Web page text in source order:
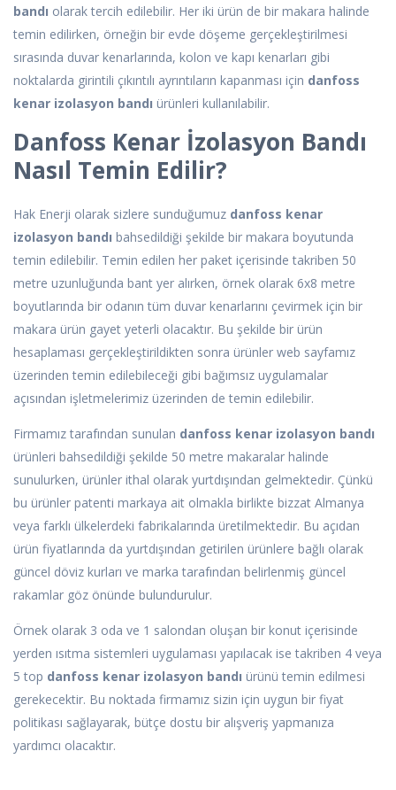
bandı olarak tercih edilebilir. Her iki ürün de bir makara halinde
temin edilirken, örneğin bir evde döşeme gerçekleştirilmesi
sırasında duvar kenarlarında, kolon ve kapı kenarları gibi
noktalarda girintili çıkıntılı ayrıntıların kapanması için danfoss
kenar izolasyon bandı ürünleri kullanılabilir.
Danfoss Kenar İzolasyon Bandı
Nasıl Temin Edilir?
Hak Enerji olarak sizlere sunduğumuz danfoss kenar
izolasyon bandı bahsedildiği şekilde bir makara boyutunda
temin edilebilir. Temin edilen her paket içerisinde takriben 50
metre uzunluğunda bant yer alırken, örnek olarak 6x8 metre
boyutlarında bir odanın tüm duvar kenarlarını çevirmek için bir
makara ürün gayet yeterli olacaktır. Bu şekilde bir ürün
hesaplaması gerçekleştirildikten sonra ürünler web sayfamız
üzerinden temin edilebileceği gibi bağımsız uygulamalar
açısından işletmelerimiz üzerinden de temin edilebilir.
Firmamız tarafından sunulan danfoss kenar izolasyon bandı
ürünleri bahsedildiği şekilde 50 metre makaralar halinde
sunulurken, ürünler ithal olarak yurtdışından gelmektedir. Çünkü
bu ürünler patenti markaya ait olmakla birlikte bizzat Almanya
veya farklı ülkelerdeki fabrikalarında üretilmektedir. Bu açıdan
ürün fiyatlarında da yurtdışından getirilen ürünlere bağlı olarak
güncel döviz kurları ve marka tarafından belirlenmiş güncel
rakamlar göz önünde bulundurulur.
Örnek olarak 3 oda ve 1 salondan oluşan bir konut içerisinde
yerden ısıtma sistemleri uygulaması yapılacak ise takriben 4 veya
5 top danfoss kenar izolasyon bandı ürünü temin edilmesi
gerekecektir. Bu noktada firmamız sizin için uygun bir fiyat
politikası sağlayarak, bütçe dostu bir alışveriş yapmanıza
yardımcı olacaktır.